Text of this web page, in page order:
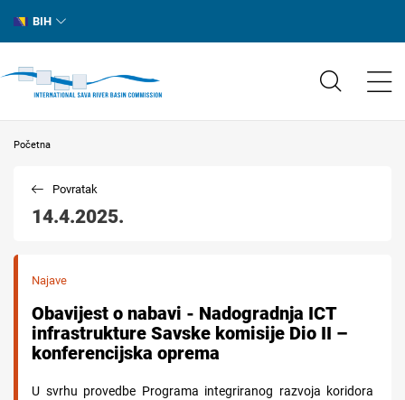
BIH
Početna
14.4.2025.
Povratak
Najave
Obavijest o nabavi - Nadogradnja ICT
infrastrukture Savske komisije Dio II –
konferencijska oprema
U svrhu provedbe Programa integriranog razvoja koridora